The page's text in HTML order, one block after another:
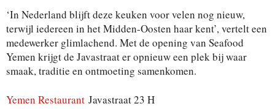
‘In Nederland blijft deze keuken voor velen nog nieuw,
terwijl iedereen in het Midden-Oosten haar kent’, vertelt een
medewerker glimlachend. Met de opening van Seafood
Yemen krijgt de Javastraat er opnieuw een plek bij waar
smaak, traditie en ontmoeting samenkomen.
Yemen Restaurant Javastraat 23 H